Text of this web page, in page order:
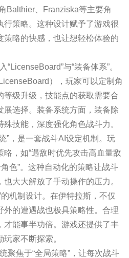
Balthier、Franziska等主要角
行策略。这种设计赋予了游戏很
策略的快感，也让想轻松体验的
与“装备体系”。
），玩家可以定制角
等级升级，技能点的获取需要合
展选择。装备系统方面，装备除
技能，深度强化角色战斗力。
”，是一套战斗AI设定机制。玩
，如“遇敌时优先攻击高血量敌
色”。这种自动化的策略让战斗
大大解放了手动操作的压力。
机制设计。在伊特拉斯，不仅
外的遭遇战也极具策略性。合理
才能事半功倍。游戏还提供了丰
家不断探索。
聚焦于“全局策略”，让每次战斗